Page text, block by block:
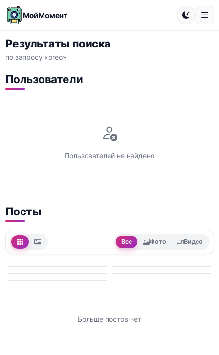
МойМомент
Результаты поиска
по запросу «oreo»
Пользователи
Пользователей не найдено
Посты
Все Фото Видео
Больше постов нет